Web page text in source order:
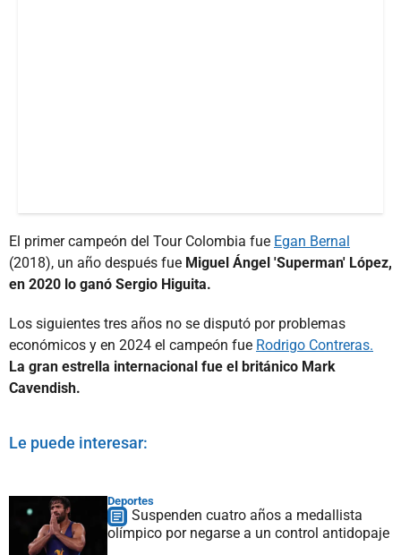
El primer campeón del Tour Colombia fue Egan Bernal
(2018), un año después fue Miguel Ángel 'Superman' López,
en 2020 lo ganó Sergio Higuita.
Los siguientes tres años no se disputó por problemas
económicos y en 2024 el campeón fue Rodrigo Contreras.
La gran estrella internacional fue el británico Mark
Cavendish.
Le puede interesar:
Deportes
Suspenden cuatro años a medallista
olímpico por negarse a un control antidopaje